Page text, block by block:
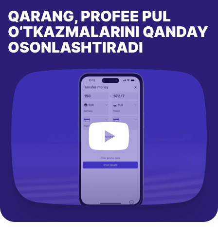
QARANG, PROFEE PUL
O‘TKAZMALARINI QANDAY
OSONLASHTIRADI